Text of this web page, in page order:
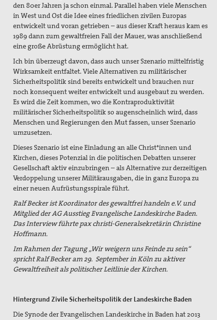
den 80er Jahren ja schon einmal. Parallel haben viele Menschen
in West und Ost die Idee eines friedlichen zivilen Europas
entwickelt und voran getrieben – aus dieser Kraft heraus kam es
1989 dann zum gewaltfreien Fall der Mauer, was anschließend
eine große Abrüstung ermöglicht hat.
Ich bin überzeugt davon, dass auch unser Szenario mittelfristig
Wirksamkeit entfaltet. Viele Alternativen zu militärischer
Sicherheitspolitik sind bereits entwickelt und brauchen nur
noch konsequent weiter entwickelt und ausgebaut zu werden.
Es wird die Zeit kommen, wo die Kontraproduktivität
militärischer Sicherheitspolitik so augenscheinlich wird, dass
Menschen und Regierungen den Mut fassen, unser Szenario
umzusetzen.
Dieses Szenario ist eine Einladung an alle Christ*innen und
Kirchen, dieses Potenzial in die politischen Debatten unserer
Gesellschaft aktiv einzubringen – als Alternative zur derzeitigen
Verdoppelung unserer Militärausgaben, die in ganz Europa zu
einer neuen Aufrüstungsspirale führt.
Ralf Becker ist Koordinator des gewaltfrei handeln e.V. und
Mitglied der AG Ausstieg Evangelische Landeskirche Baden.
Das Interview führte pax christi-Generalsekretärin Christine
Hoffmann.
Im Rahmen der Tagung „Wir weigern uns Feinde zu sein“
spricht Ralf Becker am 29. September in Köln zu aktiver
Gewaltfreiheit als politischer Leitlinie der Kirchen.
Hintergrund Zivile Sicherheitspolitik der Landeskirche Baden
Die Synode der Evangelischen Landeskirche in Baden hat 2013